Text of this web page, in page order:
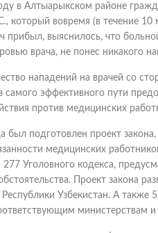
в Алтыарыкском районе
который вовремя (в течение
прибыл, выяснилось, что
врача, не понес никакого
нападений на врачей со
самого эффективного пути
против медицинских
был подготовлен проект
медицинских
Уголовного кодекса,
Проект закона
Узбекистан. А
министерствам